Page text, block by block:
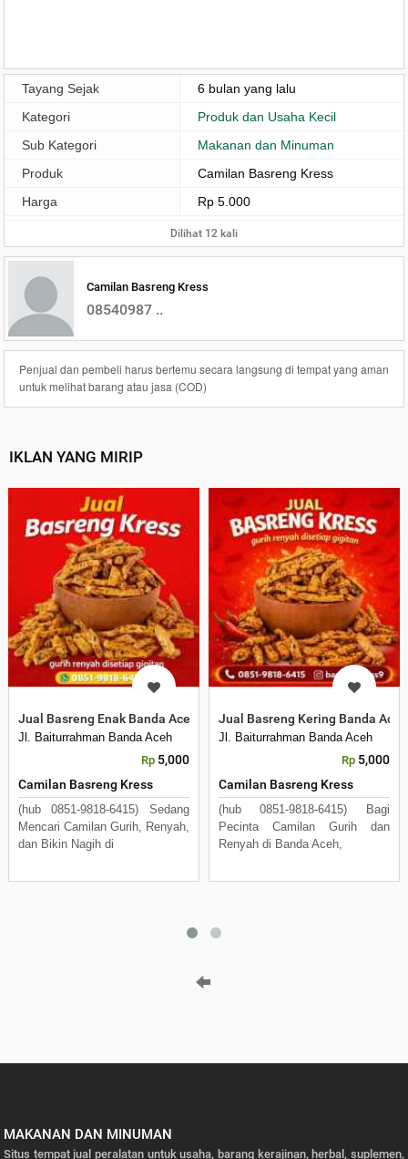
Tayang Sejak
6 bulan yang lalu
Kategori
Produk dan Usaha Kecil
Sub Kategori
Makanan dan Minuman
Produk
Camilan Basreng Kress
Harga
Rp 5.000
Dilihat 12 kali
Camilan Basreng Kress
08540987 ..
Penjual dan pembeli harus bertemu secara langsung di tempat yang aman
untuk melihat barang atau jasa (COD)
IKLAN YANG MIRIP
Jual Basreng Enak Banda Aceh
Jl. Baiturrahman Banda Aceh
Rp 5,000
Camilan Basreng Kress
(hub 0851-9818-6415) Sedang
Mencari Camilan Gurih, Renyah,
dan Bikin Nagih di
Jual Basreng Kering Banda Aceh
Jl. Baiturrahman Banda Aceh
Rp 5,000
Camilan Basreng Kress
(hub 0851-9818-6415) Bagi
Pecinta Camilan Gurih dan
Renyah di Banda Aceh,
MAKANAN DAN MINUMAN
Situs tempat jual peralatan untuk usaha, barang kerajinan, herbal, suplemen,